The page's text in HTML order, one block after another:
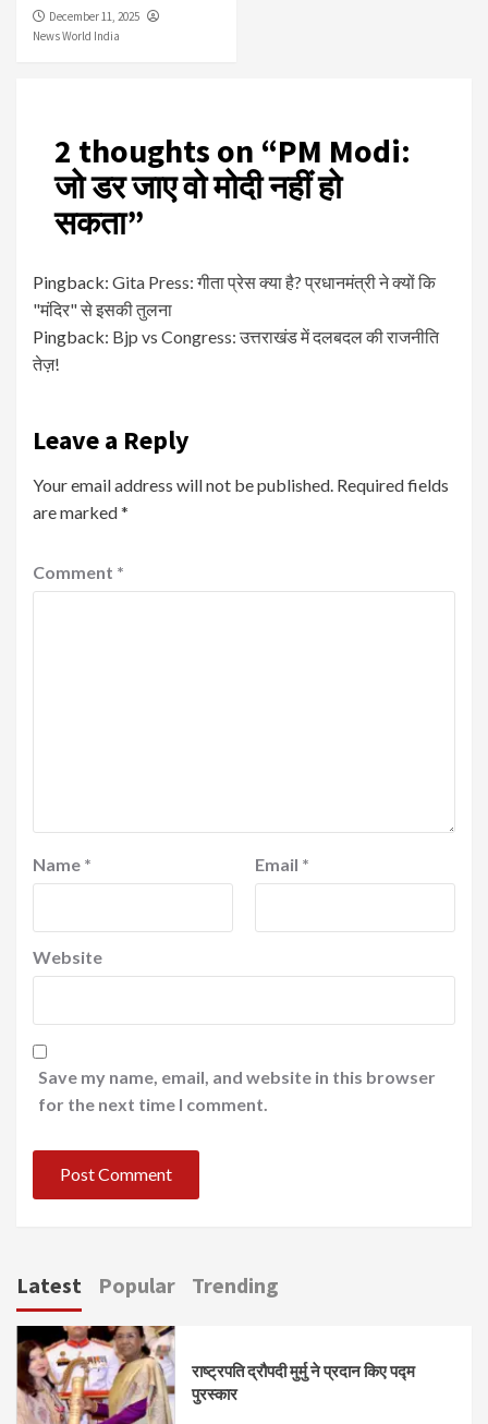
December 11, 2025
News World India
2 thoughts on “PM Modi:
जो डर जाए वो मोदी नहीं हो
सकता”
Pingback: Gita Press: गीता प्रेस क्या है? प्रधानमंत्री ने क्यों कि
"मंदिर" से इसकी तुलना
Pingback: Bjp vs Congress: उत्तराखंड में दलबदल की राजनीति
तेज़!
Leave a Reply
Your email address will not be published. Required fields
are marked*
Comment *
Name * Email *
Website
Save my name, email, and website in this browser
for the next time I comment.
Latest Popular Trending
राष्ट्रपति द्रौपदी मुर्मु ने प्रदान किए पद्म
पुरस्कार